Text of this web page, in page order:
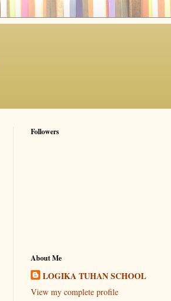
Followers
About Me
LOGIKA TUHAN SCHOOL
View my complete profile